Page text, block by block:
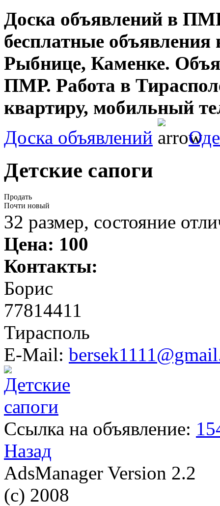
Доска объявлений в
бесплатные объявления
Рыбнице, Каменке.
ПМР. Работа в
квартиру, мобильный
Доска объявлений
Детские сапоги
Продать
Почти новый
32 размер, состояние
Цена: 100
Контакты:
Борис
77814411
Тирасполь
E-Mail:
Ссылка на объявление:
Назад
AdsManager Version 2.2
(c) 2008